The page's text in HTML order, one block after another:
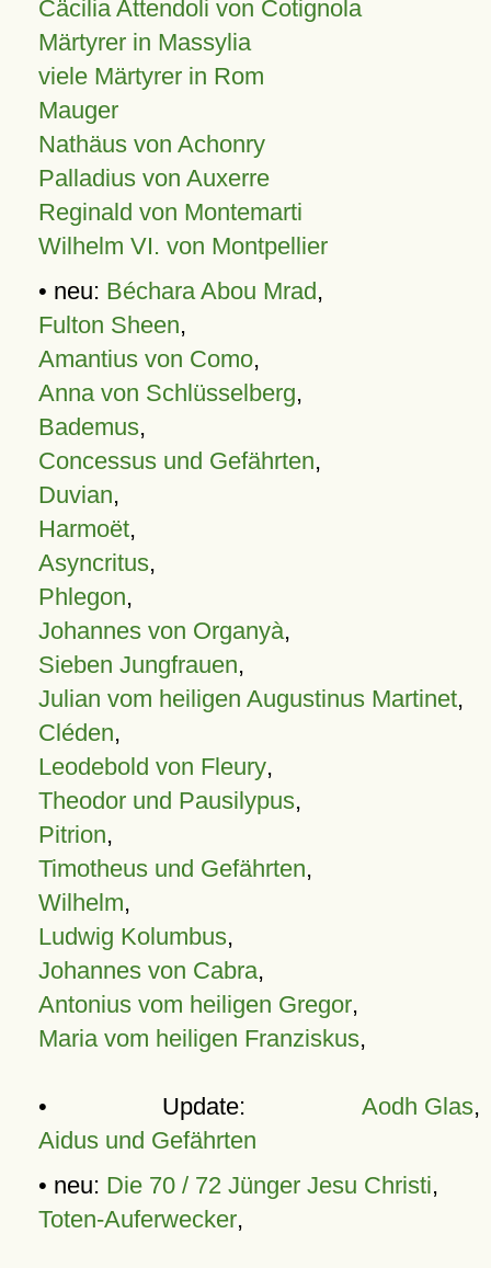
Cäcilia Attendoli von Cotignola
Märtyrer in Massylia
viele Märtyrer in Rom
Mauger
Nathäus von Achonry
Palladius von Auxerre
Reginald von Montemarti
Wilhelm VI. von Montpellier
• neu: Béchara Abou Mrad,
Fulton Sheen,
Amantius von Como,
Anna von Schlüsselberg,
Bademus,
Concessus und Gefährten,
Duvian,
Harmoët,
Asyncritus,
Phlegon,
Johannes von Organyà,
Sieben Jungfrauen,
Julian vom heiligen Augustinus Martinet,
Cléden,
Leodebold von Fleury,
Theodor und Pausilypus,
Pitrion,
Timotheus und Gefährten,
Wilhelm,
Ludwig Kolumbus,
Johannes von Cabra,
Antonius vom heiligen Gregor,
Maria vom heiligen Franziskus,
• Update: Aodh Glas,
Aidus und Gefährten
• neu: Die 70 / 72 Jünger Jesu Christi,
Toten-Auferwecker,